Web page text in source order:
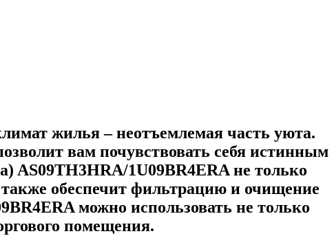
жилья – неотъемлемая часть уюта.
вам почувствовать себя истинным
AS09TH3HRA/1U09BR4ERA не только
обеспечит фильтрацию и очищение
можно использовать не только
помещения.